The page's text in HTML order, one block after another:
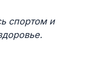
спортом и